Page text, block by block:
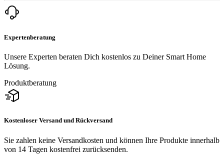
Expertenberatung
Unsere Experten beraten Dich kostenlos zu Deiner Smart Home
Lösung.
Produktberatung
Kostenloser Versand und Rückversand
Sie zahlen keine Versandkosten und können Ihre Produkte innerhalb
von 14 Tagen kostenfrei zurücksenden.